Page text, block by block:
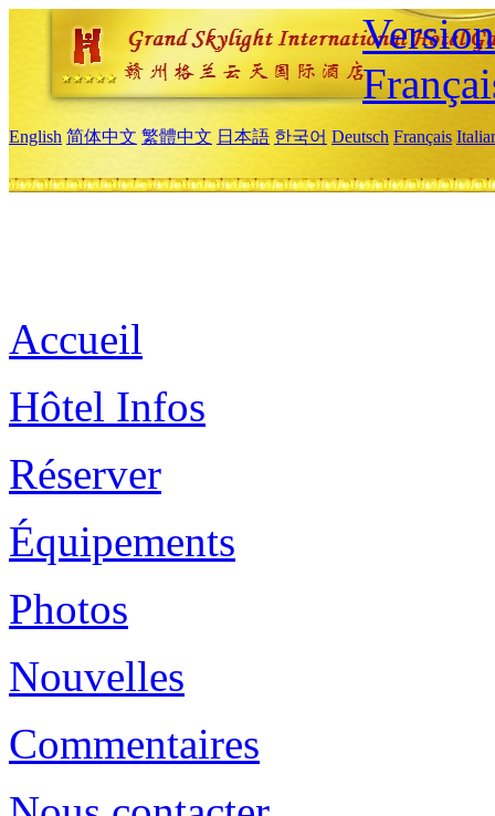
English 简体中文 繁體中文 日本語 한국어 Deutsch Français
Accueil
Hôtel Infos
Réserver
Équipements
Photos
Nouvelles
Commentaires